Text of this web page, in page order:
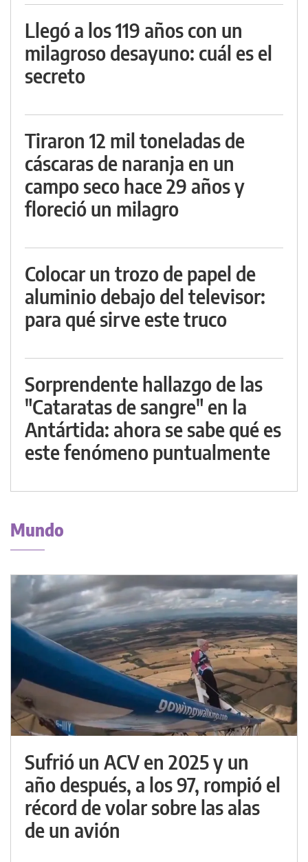
Llegó a los 119 años con un
milagroso desayuno: cuál es el
secreto
Tiraron 12 mil toneladas de
cáscaras de naranja en un
campo seco hace 29 años y
floreció un milagro
Colocar un trozo de papel de
aluminio debajo del televisor:
para qué sirve este truco
Sorprendente hallazgo de las
"Cataratas de sangre" en la
Antártida: ahora se sabe qué es
este fenómeno puntualmente
Mundo
Sufrió un ACV en 2025 y un
año después, a los 97, rompió el
récord de volar sobre las alas
de un avión